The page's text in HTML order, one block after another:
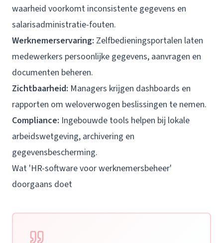
waarheid voorkomt inconsistente gegevens en
salarisadministratie-fouten.
Werknemerservaring: Zelfbedieningsportalen laten
medewerkers persoonlijke gegevens, aanvragen en
documenten beheren.
Zichtbaarheid: Managers krijgen dashboards en
rapporten om weloverwogen beslissingen te nemen.
Compliance: Ingebouwde tools helpen bij lokale
arbeidswetgeving, archivering en
gegevensbescherming.
Wat 'HR-software voor werknemersbeheer'
doorgaans doet